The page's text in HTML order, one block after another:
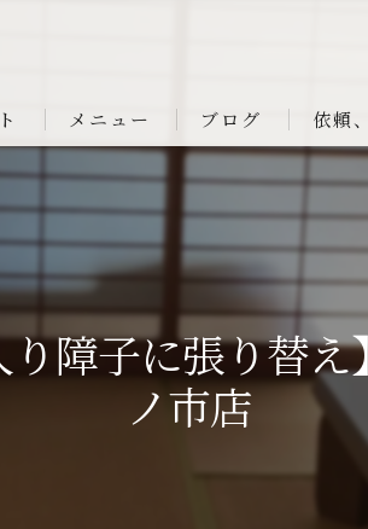
メニュー ブログ 依頼
り障子に張り替
ノ市店